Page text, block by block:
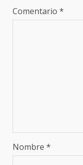
Comentario *
Nombre *